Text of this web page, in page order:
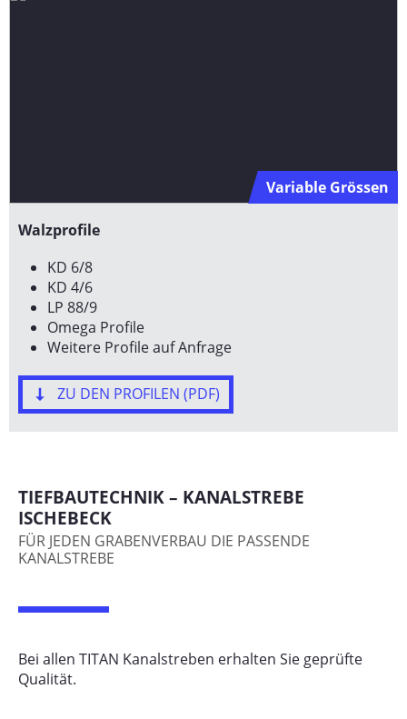
Variable Grössen
Walzprofile
KD 6/8
KD 4/6
LP 88/9
Omega Profile
Weitere Profile auf Anfrage
ZU DEN PROFILEN (PDF)
TIEFBAUTECHNIK – KANALSTREBE
ISCHEBECK
FÜR JEDEN GRABENVERBAU DIE PASSENDE
KANALSTREBE
Bei allen TITAN Kanalstreben erhalten Sie geprüfte
Qualität.